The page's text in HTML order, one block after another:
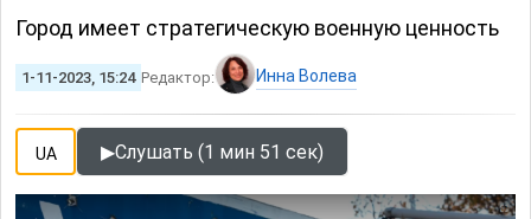
Город имеет стратегическую военную ценность
1-11-2023, 15:24 Редактор: Инна Волева
UA ▶Слушать (1 мин 51 сек)